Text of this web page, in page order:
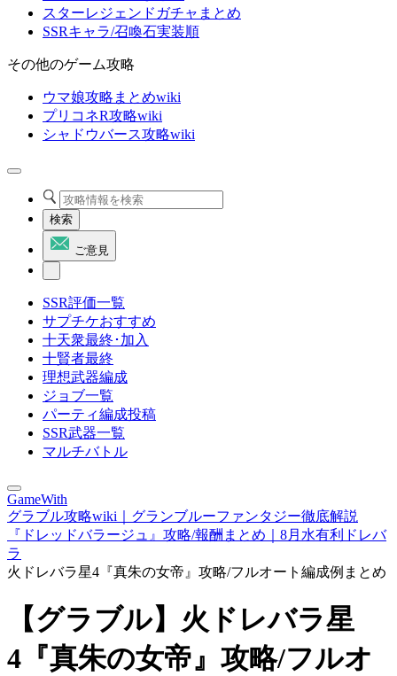
スターレジェンドガチャまとめ
SSRキャラ/召喚石実装順
その他のゲーム攻略
ウマ娘攻略まとめwiki
プリコネR攻略wiki
シャドウバース攻略wiki
検索
ご意見
SSR評価一覧
サプチケおすすめ
十天衆最終･加入
十賢者最終
理想武器編成
ジョブ一覧
パーティ編成投稿
SSR武器一覧
マルチバトル
GameWith
グラブル攻略wiki｜グランブルーファンタジー徹底解説
『ドレッドバラージュ』攻略/報酬まとめ｜8月水有利ドレバ
ラ
火ドレバラ星4『真朱の女帝』攻略/フルオート編成例まとめ
【グラブル】火ドレバラ星
4『真朱の女帝』攻略/フルオ